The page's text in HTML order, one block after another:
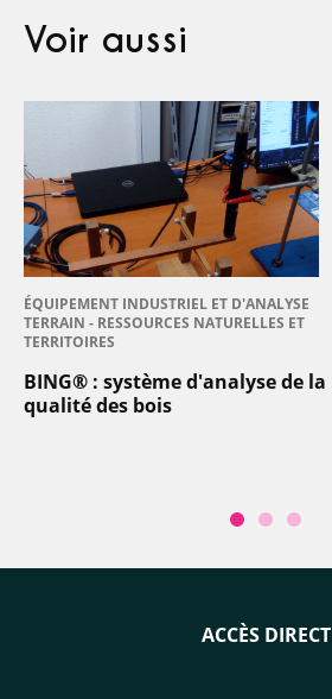
Voir aussi
ÉQUIPEMENT INDUSTRIEL ET D'ANALYSE
TERRAIN - RESSOURCES NATURELLES ET
TERRITOIRES
BING® : système d'analyse de la
qualité des bois
ACCÈS DIRECT